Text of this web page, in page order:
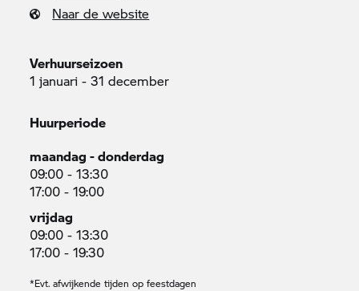
Naar de website
Verhuurseizoen
1 januari - 31 december
Huurperiode
maandag - donderdag
09:00 - 13:30
17:00 - 19:00
vrijdag
09:00 - 13:30
17:00 - 19:30
*Evt. afwijkende tijden op feestdagen